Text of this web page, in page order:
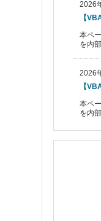
2026
【
本ペ
を内
2026
【
本ペ
を内